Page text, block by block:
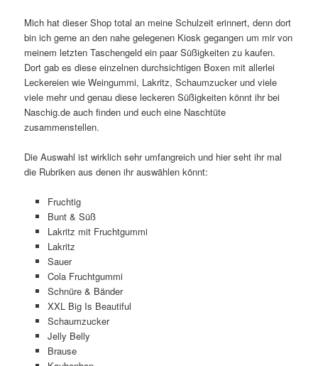
Mich hat dieser Shop total an meine Schulzeit erinnert, denn dort
bin ich gerne an den nahe gelegenen Kiosk gegangen um mir von
meinem letzten Taschengeld ein paar Süßigkeiten zu kaufen.
Dort gab es diese einzelnen durchsichtigen Boxen mit allerlei
Leckereien wie Weingummi, Lakritz, Schaumzucker und viele
viele mehr und genau diese leckeren Süßigkeiten könnt ihr bei
Naschig.de auch finden und euch eine Naschtüte
zusammenstellen.
Die Auswahl ist wirklich sehr umfangreich und hier seht ihr mal
die Rubriken aus denen ihr auswählen könnt:
Fruchtig
Bunt & Süß
Lakritz mit Fruchtgummi
Lakritz
Sauer
Cola Fruchtgummi
Schnüre & Bänder
XXL Big Is Beautiful
Schaumzucker
Jelly Belly
Brause